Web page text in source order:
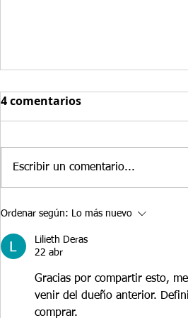
Las 3 principales razones
fortalecer un caso de Visa
E-2 en 2026
frecuentemente asesoramos a
negocio nuevo o comprar una
existente. Si bien ambos enfoques
p
4 comentarios
Escribir un comentario...
Ordenar según: Lo más nuevo
Lilieth Deras
22 abr
Gracias por compartir esto,
venir del dueño anterior.
comprar.